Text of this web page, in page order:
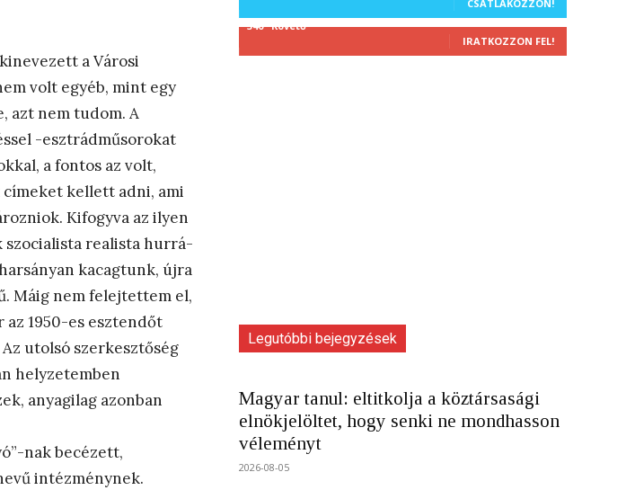
a Városi
volt egyéb, mint egy
azt nem tudom. A
-esztrádműsorokat
a fontos az volt,
címeket kellett adni, ami
Kifogyva az ilyen
szocialista realista hurrá-
kacagtunk, újra
Máig nem felejtettem el,
1950-es esztendőt
utolsó szerkesztőség
helyzetemben
anyagilag azonban
nak becézett,
intézménynek.
CSATLAKOZZON!
340 Követő
IRATKOZZON FEL!
Legutóbbi bejegyzések
Magyar tanul: eltitkolja a köztársasági
elnökjelöltet, hogy senki ne mondhasson
véleményt
2026-08-05